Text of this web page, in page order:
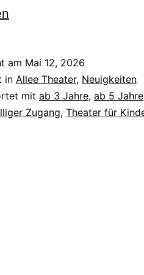
am Mai 12, 2026
in Allee Theater, Neuigkeiten
mit ab 3 Jahre, ab 5 Jahre
Zugang, Theater für